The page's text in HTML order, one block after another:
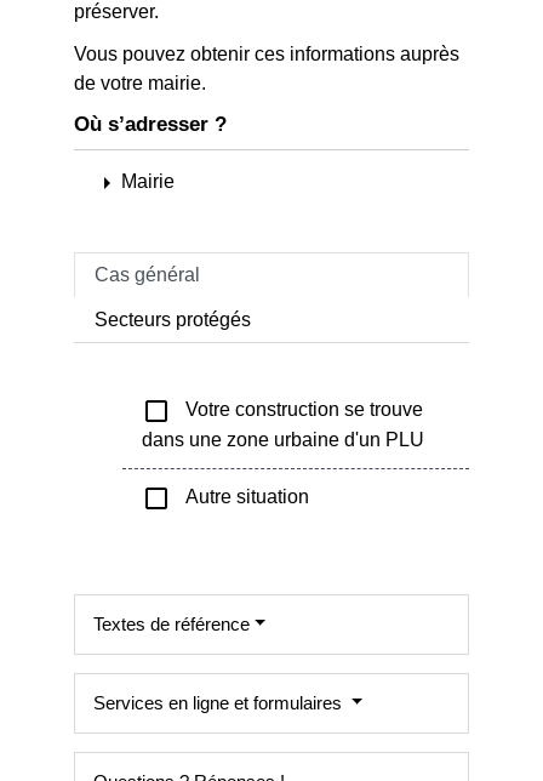
préserver.
Vous pouvez obtenir ces informations auprès
de votre mairie.
Où s’adresser ?
arrow_right Mairie
Cas général
Secteurs protégés
check_box_outline_blank
Votre construction se trouve
dans une zone urbaine d'un PLU
check_box_outline_blank Autre situation
Textes de référence
Services en ligne et formulaires